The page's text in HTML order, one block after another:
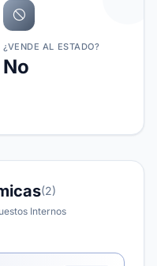
¿VENDE AL ESTADO?
No
(2)
Internos